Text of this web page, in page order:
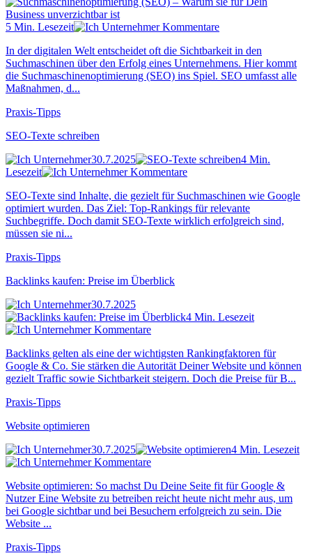
5 Min. Lesezeit
Kommentare
In der digitalen Welt entscheidet oft die Sichtbarkeit in den
Suchmaschinen über den Erfolg eines Unternehmens. Hier kommt
die Suchmaschinenoptimierung (SEO) ins Spiel. SEO umfasst alle
Maßnahmen, d...
Praxis-Tipps
SEO-Texte schreiben
30.7.2025
4 Min.
Lesezeit
Kommentare
SEO-Texte sind Inhalte, die gezielt für Suchmaschinen wie Google
optimiert wurden. Das Ziel: Top-Rankings für relevante
Suchbegriffe. Doch damit SEO-Texte wirklich erfolgreich sind,
müssen sie ni...
Praxis-Tipps
Backlinks kaufen: Preise im Überblick
30.7.2025
4 Min. Lesezeit
Kommentare
Backlinks gelten als eine der wichtigsten Rankingfaktoren für
Google & Co. Sie stärken die Autorität Deiner Website und können
gezielt Traffic sowie Sichtbarkeit steigern. Doch die Preise für B...
Praxis-Tipps
Website optimieren
30.7.2025
4 Min. Lesezeit
Kommentare
Website optimieren: So machst Du Deine Seite fit für Google &
Nutzer Eine Website zu betreiben reicht heute nicht mehr aus, um
bei Google sichtbar und bei Besuchern erfolgreich zu sein. Die
Website ...
Praxis-Tipps